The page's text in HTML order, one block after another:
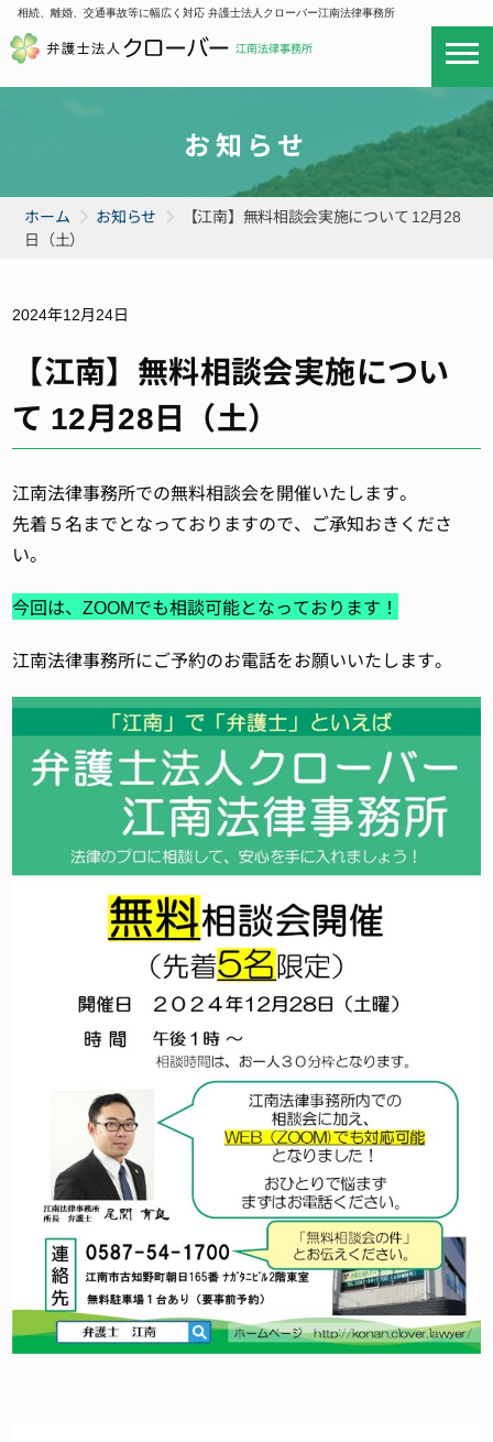
相続、離婚、交通事故等に幅広く対応 弁護士法人クローバー江南法律事務所
お知らせ
ホーム お知らせ
【江南】無料相談会実施について 12月28
日（土）
2024年12月24日
【江南】無料相談会実施につい
て 12月28日（土）
江南法律事務所での無料相談会を開催いたします。
先着５名までとなっておりますので、ご承知おきくださ
い。
今回は、ZOOMでも相談可能となっております！
江南法律事務所にご予約のお電話をお願いいたします。